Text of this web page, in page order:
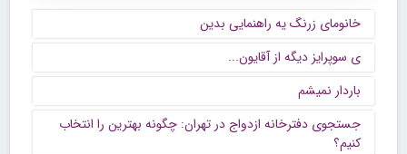
خانومای زرنگ یه راهنمایی بدین
ی سوپرایز دیگه از آقایون...
باردار نمیشم
جستجوی دفترخانه ازدواج در تهران: چگونه بهترین را انتخاب
کنیم؟